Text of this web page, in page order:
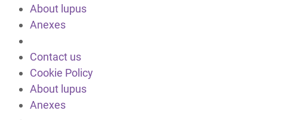
About lupus
Anexes
Contact us
Cookie Policy
About lupus
Anexes